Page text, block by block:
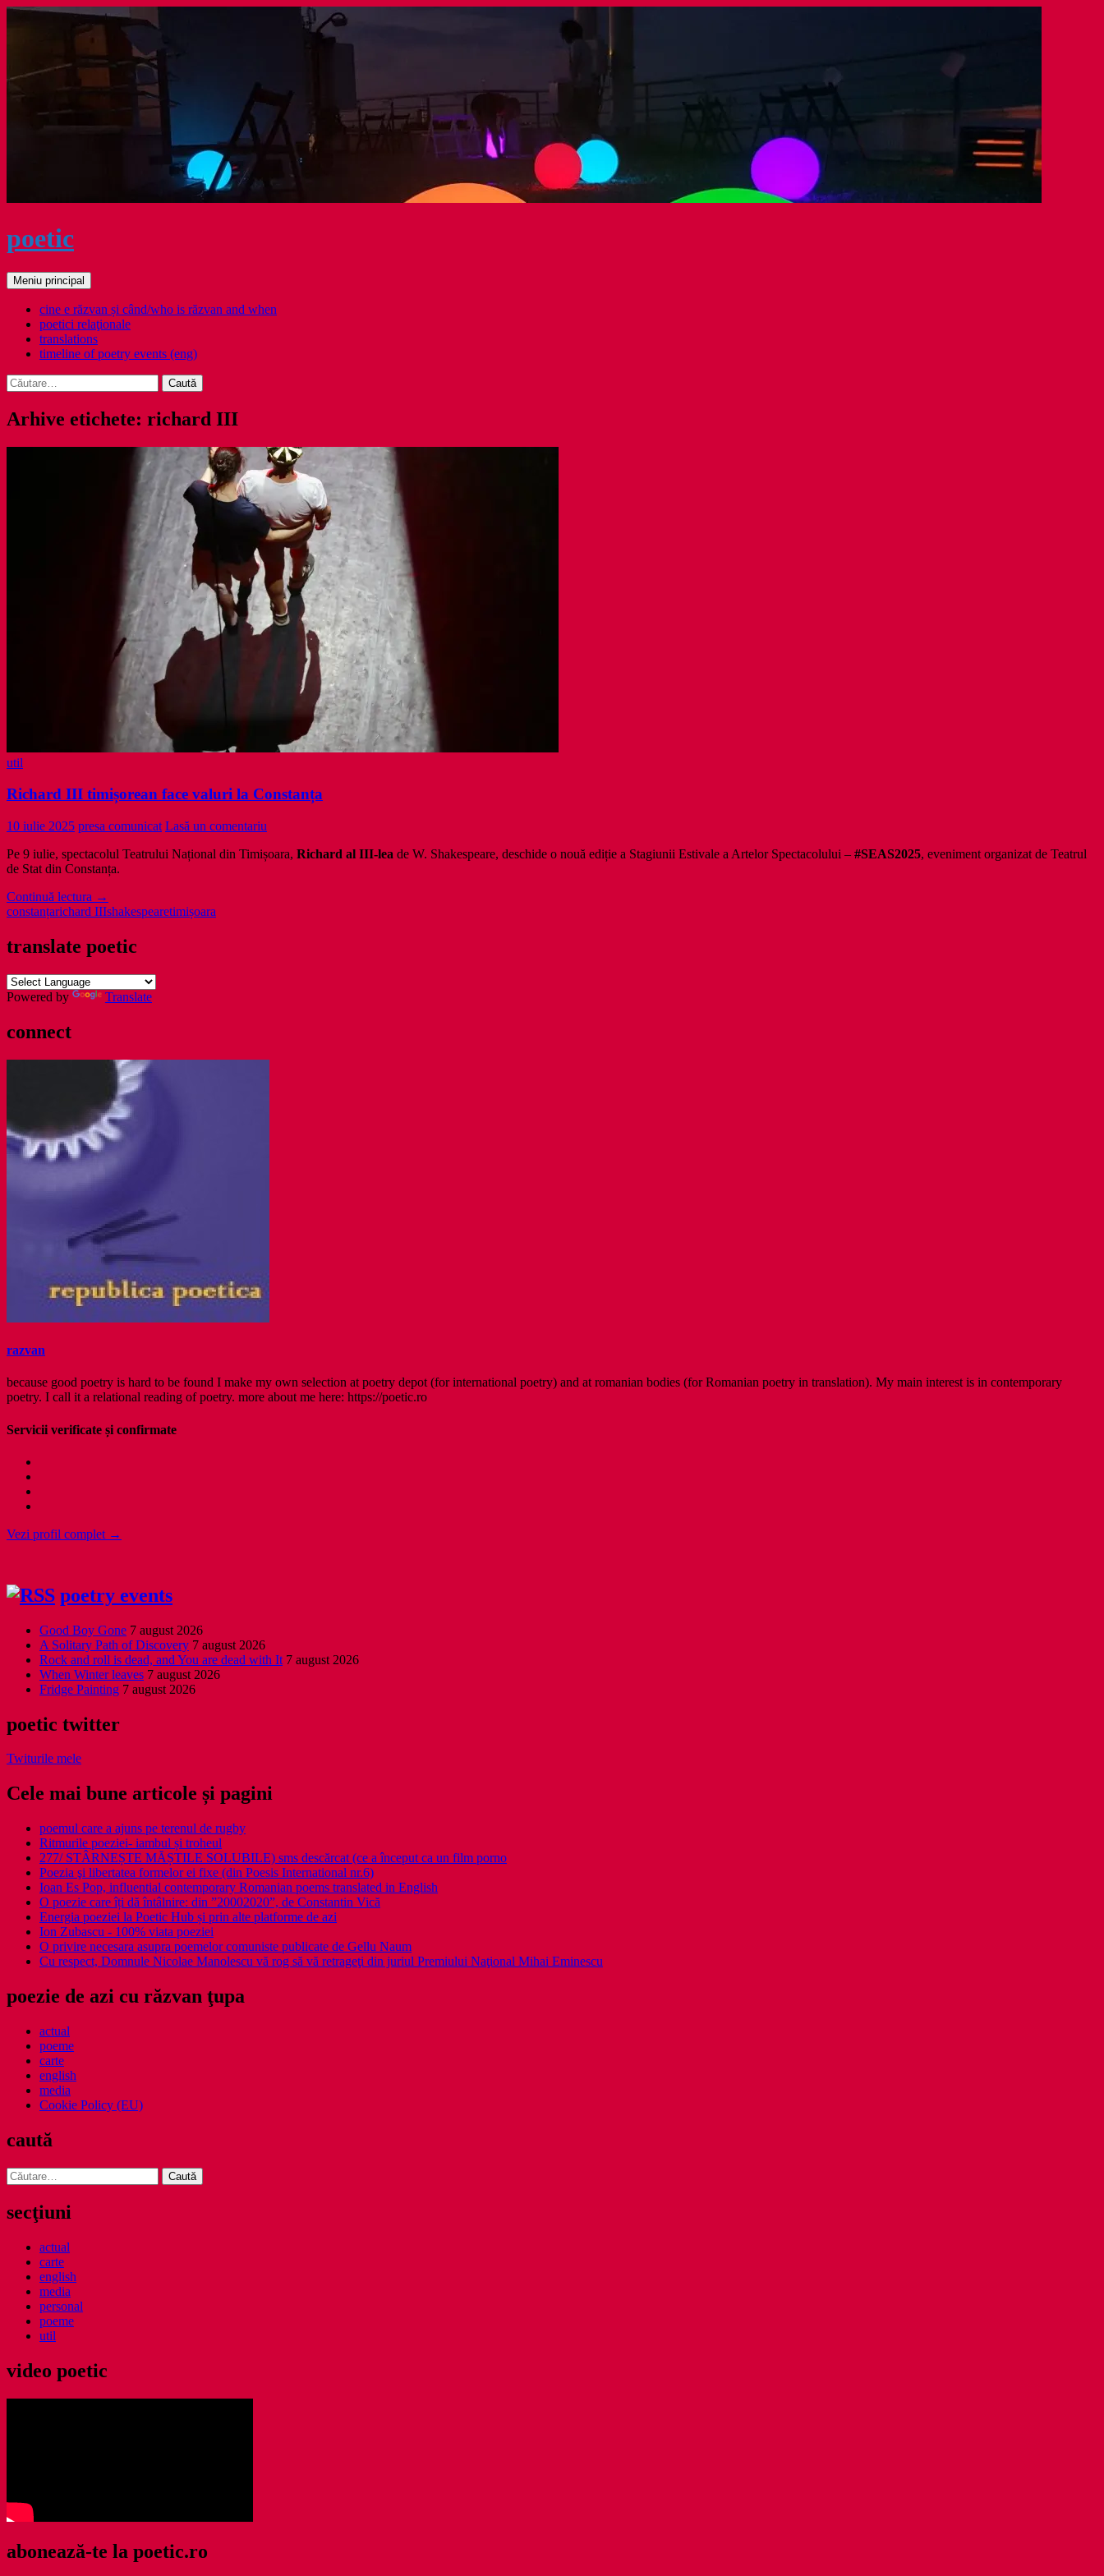
Sari
poetic
Caută
Meniu principal
cine e răzvan și când/who is răzvan and when
poetici relaţionale
translations
timeline of poetry events (eng)
Caută
după:
Arhive etichete: richard III
util
Richard III timișorean face valuri la Constanța
10 iulie 2025 presa comunicat Lasă un comentariu
Pe 9 iulie, spectacolul Teatrului Național din Timișoara, Richard al III-lea de W. Shakespeare, deschide o nouă ediție a Stagiunii Estivale a Artelor Spectacolului – #SEAS2025, eveniment organizat de Teatrul
de Stat din Constanța.
Continuă lectura Richard
III
valuri
Constanța
→
constanțarichard IIIshakespearetimișoara
translate poetic
Powered by Translate
connect
razvan
because good poetry is hard to be found I make my own selection at poetry depot (for international poetry) and at romanian bodies (for Romanian poetry in translation). My main interest is in contemporary
poetry. I call it a relational reading of poetry. more about me here: https://poetic.ro
Servicii verificate și confirmate
Vezi profil complet →
poetry events
Good Boy Gone 7 august 2026
A Solitary Path of Discovery 7 august 2026
Rock and roll is dead, and You are dead with It 7 august 2026
When Winter leaves 7 august 2026
Fridge Painting 7 august 2026
poetic twitter
Twiturile mele
Cele mai bune articole și pagini
poemul care a ajuns pe terenul de rugby
Ritmurile poeziei- iambul și troheul
277/ STÂRNEȘTE MĂȘTILE SOLUBILE) sms descărcat (ce a început ca un film porno
Poezia şi libertatea formelor ei fixe (din Poesis International nr.6)
Ioan Es Pop, influential contemporary Romanian poems translated in English
O poezie care îți dă întâlnire: din ”20002020”, de Constantin Vică
Energia poeziei la Poetic Hub și prin alte platforme de azi
Ion Zubascu - 100% viata poeziei
O privire necesara asupra poemelor comuniste publicate de Gellu Naum
Cu respect, Domnule Nicolae Manolescu vă rog să vă retrageţi din juriul Premiului Naţional Mihai Eminescu
poezie de azi cu răzvan ţupa
actual
poeme
carte
english
media
Cookie Policy (EU)
caută
Caută
după:
secţiuni
actual
carte
english
media
personal
poeme
util
video poetic
abonează-te la poetic.ro